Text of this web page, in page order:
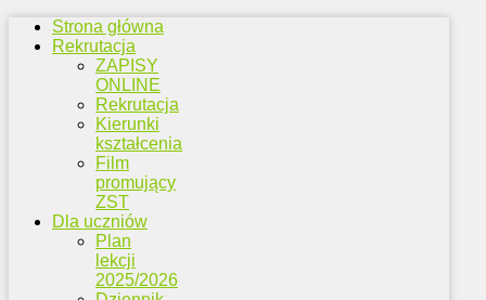
Strona główna
Rekrutacja
ZAPISY
ONLINE
Rekrutacja
Kierunki
kształcenia
Film
promujący
ZST
Dla uczniów
Plan
lekcji
2025/2026